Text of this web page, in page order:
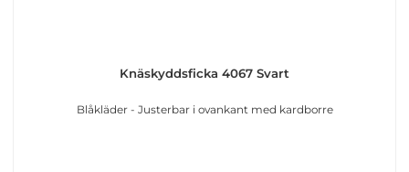
Knäskyddsficka 4067 Svart
Blåkläder - Justerbar i ovankant med kardborre